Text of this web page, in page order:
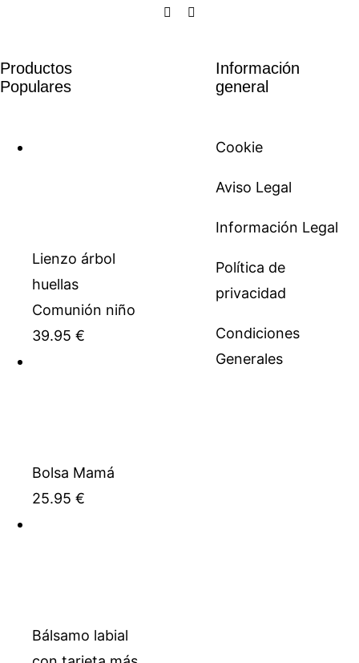
Productos
Populares
Lienzo árbol
huellas
Comunión niño
39.95 €
Bolsa Mamá
25.95 €
Bálsamo labial
Información
general
Cookie
Aviso Legal
Información Legal
Política de
privacidad
Condiciones
Generales